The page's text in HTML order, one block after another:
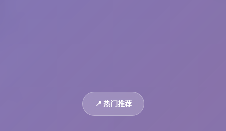
📍 热门推荐